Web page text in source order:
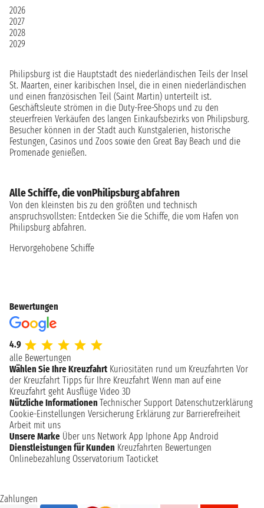
2026
2027
2028
2029
Philipsburg ist die Hauptstadt des niederländischen Teils der Insel
St. Maarten, einer karibischen Insel, die in einen niederländischen
und einen französischen Teil (Saint Martin) unterteilt ist.
Geschäftsleute strömen in die Duty-Free-Shops und zu den
steuerfreien Verkäufen des langen Einkaufsbezirks von Philipsburg.
Besucher können in der Stadt auch Kunstgalerien, historische
Festungen, Casinos und Zoos sowie den Great Bay Beach und die
Promenade genießen.
Alle Schiffe, die vonPhilipsburg abfahren
Von den kleinsten bis zu den größten und technisch
anspruchsvollsten: Entdecken Sie die Schiffe, die vom Hafen von
Philipsburg abfahren.
Hervorgehobene Schiffe
Bewertungen
4.9
alle Bewertungen
Wählen Sie Ihre Kreuzfahrt Kuriositäten rund um Kreuzfahrten Vor
der Kreuzfahrt Tipps für Ihre Kreuzfahrt Wenn man auf eine
Kreuzfahrt geht Ausflüge Video 3D
Nützliche Informationen Technischer Support Datenschutzerklärung
Cookie-Einstellungen Versicherung Erklärung zur Barrierefreiheit
Arbeit mit uns
Unsere Marke Über uns Network App Iphone App Android
Dienstleistungen für Kunden Kreuzfahrten Bewertungen
Onlinebezahlung Osservatorium Taoticket
Zahlungen